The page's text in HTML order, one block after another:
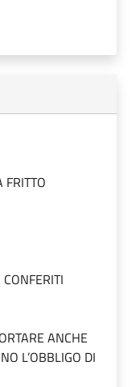
FRITTO
ANCHE
L’OBBLIGO DI